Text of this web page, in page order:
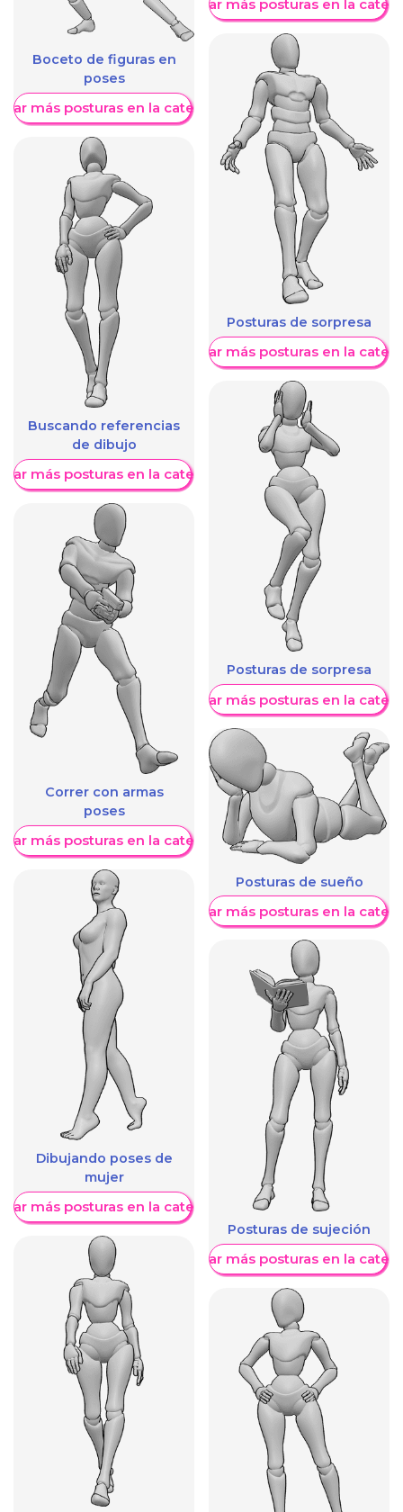
Boceto de figuras en
poses
más posturas en la categoría
Buscando referencias
de dibujo
más posturas en la categoría
Correr con armas
poses
más posturas en la categoría
Dibujando poses de
mujer
más posturas en la categoría
Mostrar más posturas en la
Posturas de sorpresa
Mostrar más posturas en la
Posturas de sorpresa
Mostrar más posturas en la
Posturas de sueño
Mostrar más posturas en la
Posturas de sujeción
Mostrar más posturas en la